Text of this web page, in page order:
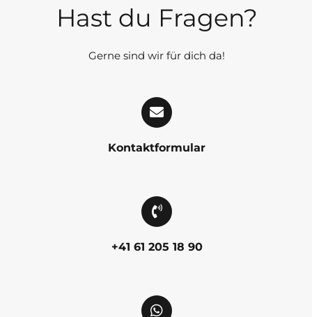
Hast du Fragen?
Gerne sind wir für dich da!
Kontaktformular
+41 61 205 18 90